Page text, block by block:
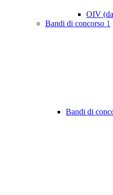
OIV
Bandi di concorso 1
Bandi di